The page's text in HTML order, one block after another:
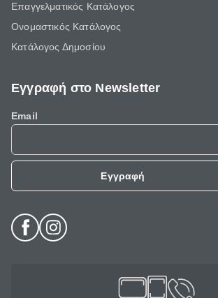
Επαγγελματικός Κατάλογος
Ονομαστικός Κατάλογος
Κατάλογος Δημοσίου
Εγγραφή στο Newsletter
Email
Εγγραφή